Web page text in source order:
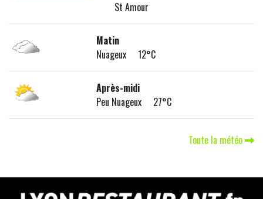
St Amour
Matin
Nuageux 12°C
Après-midi
Peu Nuageux 27°C
Toute la météo